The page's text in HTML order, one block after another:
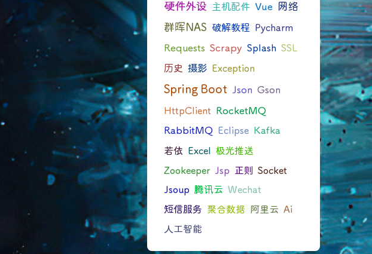
硬件外设 主机配件 Vue 网络
群晖NAS 破解教程 Pycharm
Requests Scrapy Splash SSL
历史 摄影 Exception
Spring Boot Json Gson
HttpClient RocketMQ
RabbitMQ Eclipse Kafka
若依 Excel 极光推送
Zookeeper Jsp 正则 Socket
Jsoup 腾讯云 Wechat
短信服务 聚合数据 阿里云 Ai
人工智能